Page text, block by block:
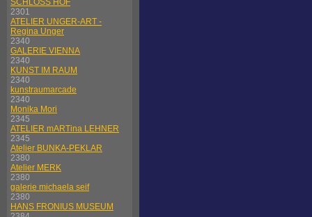
SCHLOSS HOF
2301
ATELIER UNGER-ART -
Regina Unger
2340
GALERIE VIENNA
2340
KUNST IM RAUM
2340
kunstraumarcade
2340
Monika Mori
2345
ATELIER mARTina LEHNER
2345
Atelier BUNKA-PEKLAR
2380
Atelier MERK
2380
galerie michaela seif
2380
HANS FRONIUS MUSEUM